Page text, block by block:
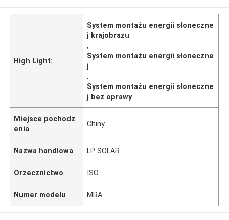
High Light:
System montażu energii słoneczne
j krajobrazu
,
System montażu energii słoneczne
j
,
System montażu energii słoneczne
j bez oprawy
Miejsce pochodz
enia
Chiny
Nazwa handlowa LP SOLAR
Orzecznictwo ISO
Numer modelu MRA